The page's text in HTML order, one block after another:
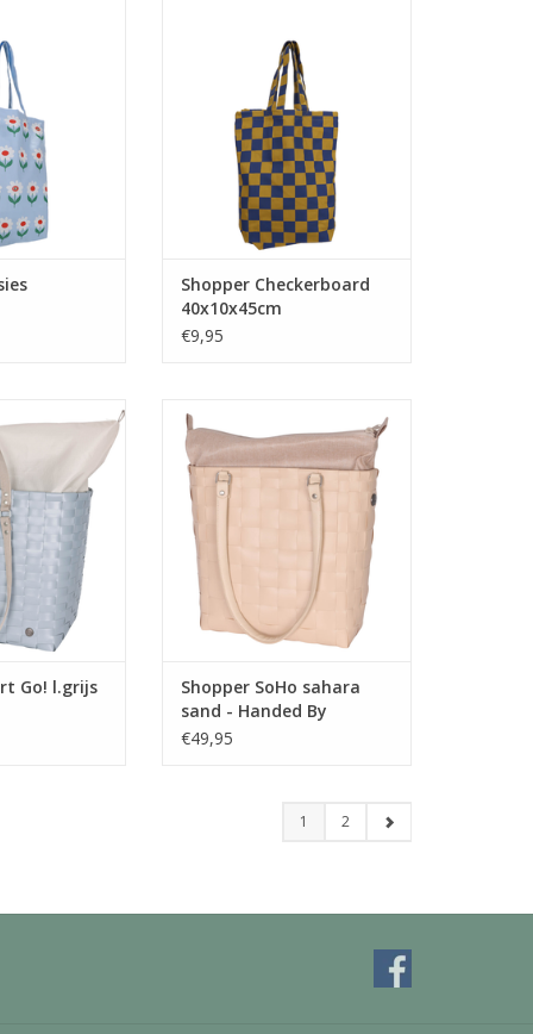
WINKELWAGEN
TOEVOEGEN AAN WINKELWAGEN
Shopper Checkerboard
40x10x45cm
€9,95
sauna of de
hem over je
hand met de
Met de rits
sluit je de tas
netjes en
zicht!
38x24x
WINKELWAGEN
Go! l.grijs
inzetbaar voor iedere
gelegenheid. Door de PU leren
hengsels gemakkelijk te dragen in
de hand of over je schouder. Een
ideaal formaat voor een dag
naar de stad of om mee te
nemen naar kantoor.
TOEVOEGEN AAN WINKELWAGEN
Shopper SoHo sahara
sand - Handed By
€49,95
1 2